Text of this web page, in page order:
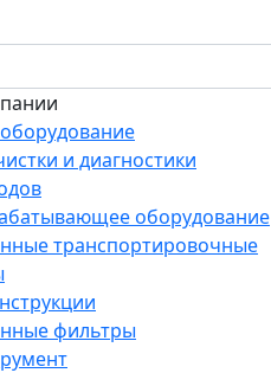
и диагностики
оборудование
транспортировочные
фильтры